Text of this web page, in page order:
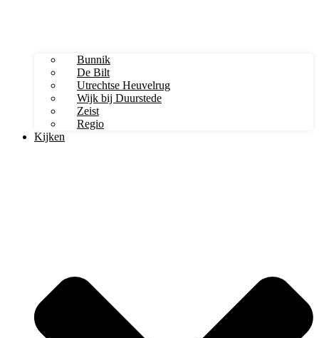
Bunnik
De Bilt
Utrechtse Heuvelrug
Wijk bij Duurstede
Zeist
Regio
Kijken